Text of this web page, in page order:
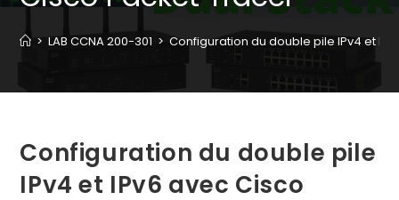
> LAB CCNA 200-301 > Configuration du double pile IPv4 et
Configuration du double pile
IPv4 et IPv6 avec Cisco